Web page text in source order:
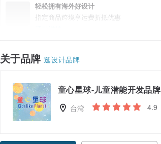
轻松拥有海外好设计
指定商品跨境享运费折抵优惠
关于品牌 逛设计品牌
童心星球-儿童潜能开发品牌
台湾 4.9